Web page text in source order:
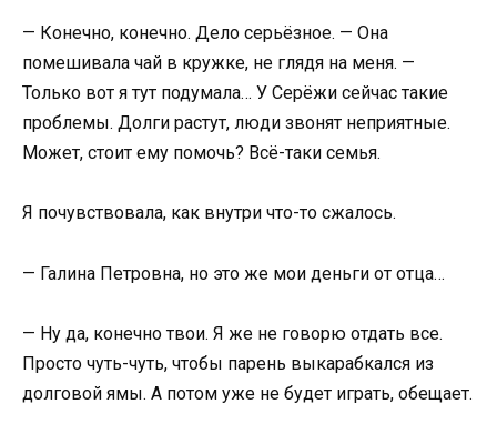
— Конечно, конечно. Дело серьёзное. — Она
помешивала чай в кружке, не глядя на меня. —
Только вот я тут подумала… У Серёжи сейчас такие
проблемы. Долги растут, люди звонят неприятные.
Может, стоит ему помочь? Всё-таки семья.
Я почувствовала, как внутри что-то сжалось.
— Галина Петровна, но это же мои деньги от отца…
— Ну да, конечно твои. Я же не говорю отдать все.
Просто чуть-чуть, чтобы парень выкарабкался из
долговой ямы. А потом уже не будет играть, обещает.